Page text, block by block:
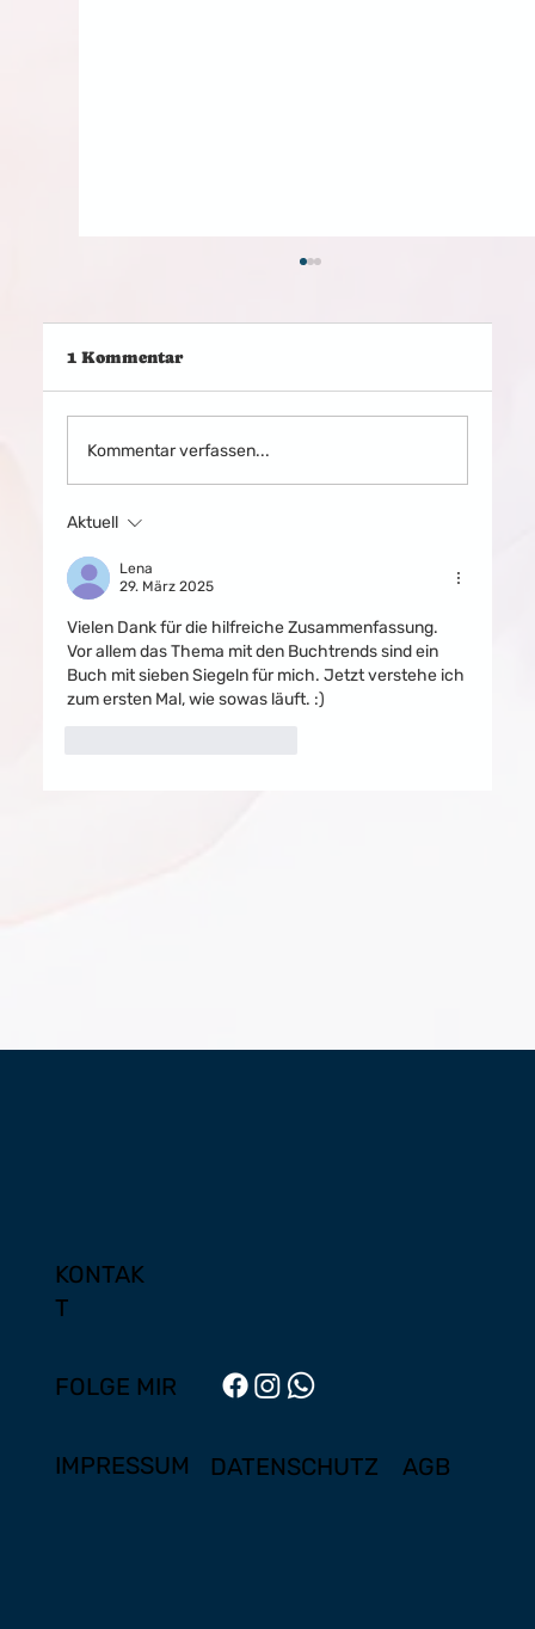
MIT BISS
1 Kommentar
Kommentar verfassen...
Aktuell
Lena
29. März 2025
Vielen Dank für die hilfreiche Zusammenfassung.
Vor allem das Thema mit den Buchtrends sind ein
Buch mit sieben Siegeln für mich. Jetzt verstehe ich
zum ersten Mal, wie sowas läuft. :)
KONTAK
T
FOLGE MIR
IMPRESSUM DATENSCHUTZ AGB